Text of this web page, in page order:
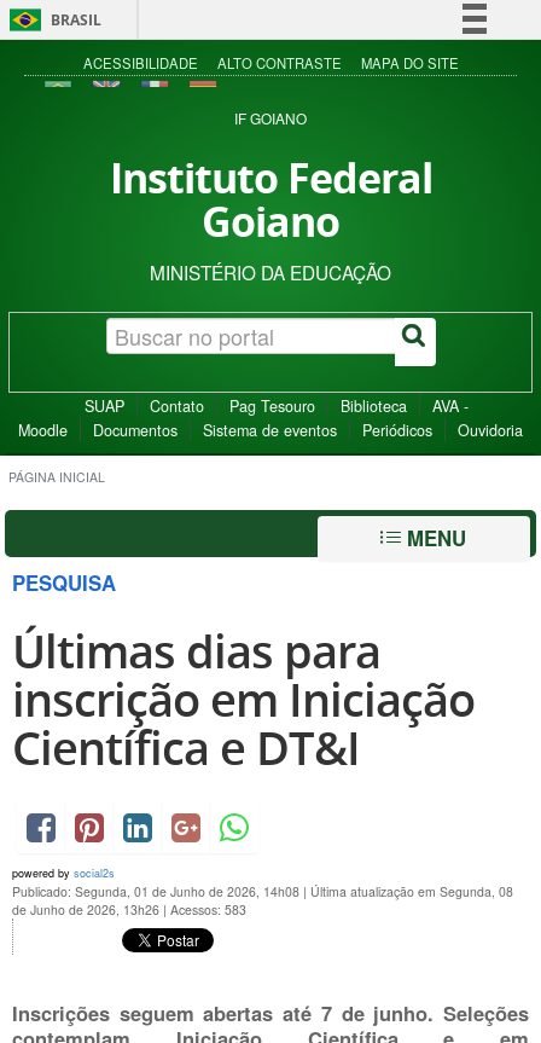
BRASIL
Simplifique!
Acesso à informação
ACESSIBILIDADE ALTO CONTRASTE MAPA DO SITE
IF GOIANO
Instituto Federal
Goiano
MINISTÉRIO DA EDUCAÇÃO
SUAP Contato Pag Tesouro Biblioteca
AVA -
Moodle
Documentos Sistema de eventos Periódicos Ouvidoria
PÁGINA INICIAL
MENU
PESQUISA
Últimas dias para
inscrição em Iniciação
Científica e DT&I
powered by social2s
Publicado: Segunda, 01 de Junho de 2026, 14h08 | Última atualização em Segunda, 08
de Junho de 2026, 13h26 | Acessos: 583
Inscrições seguem abertas até 7 de junho. Seleções